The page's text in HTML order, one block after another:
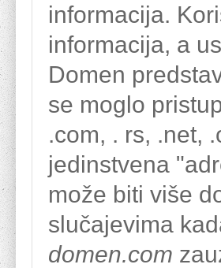
informacija.
informacija, a
Domen
se moglo
.com, . rs, .net,
jedinstvena
može biti više
slučajevima
domen.com